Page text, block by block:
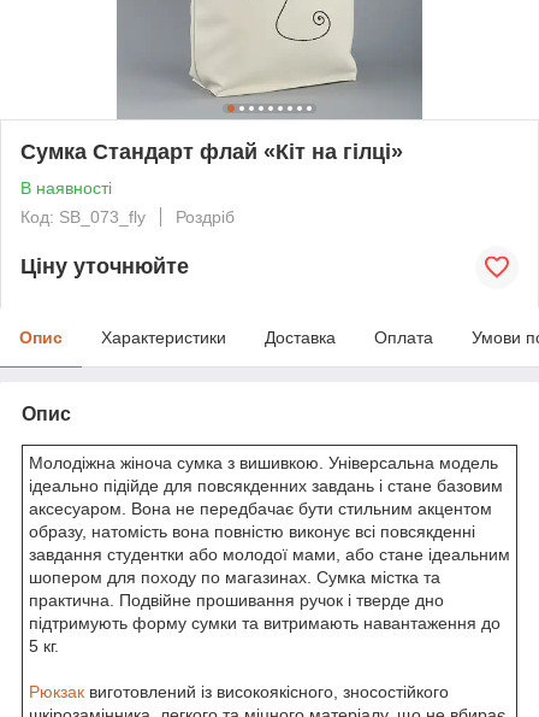
Сумка Стандарт флай «Кіт на гілці»
В наявності
Код: SB_073_fly
Роздріб
Ціну уточнюйте
Опис Характеристики Доставка Оплата Умови
Опис
Молодіжна жіноча сумка з вишивкою. Універсальна модель
ідеально підійде для повсякденних завдань і стане базовим
аксесуаром. Вона не передбачає бути стильним акцентом
образу, натомість вона повністю виконує всі повсякденні
завдання студентки або молодої мами, або стане ідеальним
шопером для походу по магазинах. Сумка містка та
практична. Подвійне прошивання ручок і тверде дно
підтримують форму сумки та витримають навантаження до
5 кг.
Рюкзак виготовлений із високоякісного, зносостійкого